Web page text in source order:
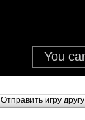
Отправить игру другу